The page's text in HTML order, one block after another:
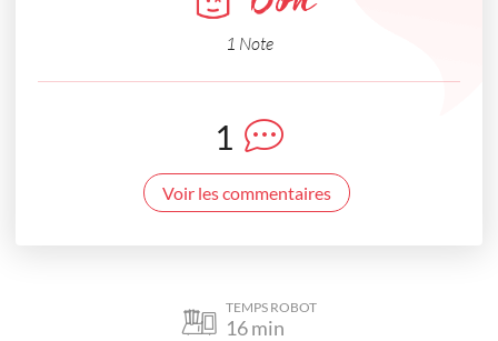
1 Note
1
Voir les commentaires
TEMPS ROBOT
16min